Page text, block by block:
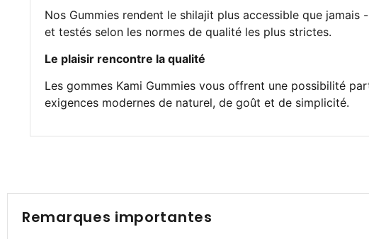
Nos Gummies rendent le shilajit plus accessible que
et testés selon les normes de qualité les plus strictes.
Le plaisir rencontre la qualité
Les gommes Kami Gummies vous offrent une possibilité
exigences modernes de naturel, de goût et de simplicité.
Remarques importantes